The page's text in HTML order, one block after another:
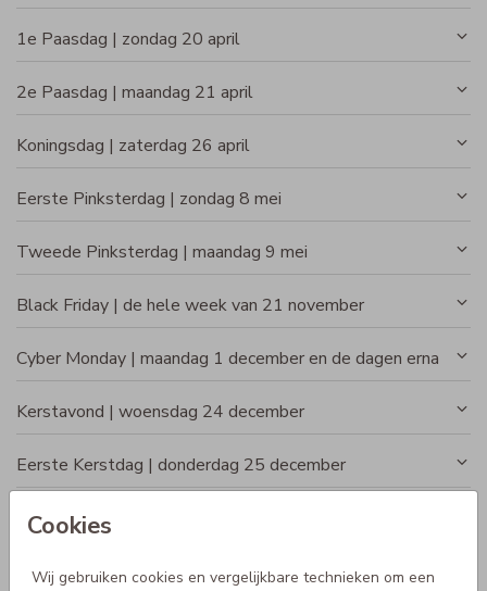
Cookies
Wij gebruiken cookies en vergelijkbare technieken om een
1e Paasdag | zondag 20 april
2e Paasdag | maandag 21 april
Koningsdag | zaterdag 26 april
Eerste Pinksterdag | zondag 8 mei
Tweede Pinksterdag | maandag 9 mei
Black Friday | de hele week van 21 november
Cyber Monday | maandag 1 december en de dagen erna
Kerstavond | woensdag 24 december
Eerste Kerstdag | donderdag 25 december
Tweede Kerstdag | vrijdag 26 december
Oudjaarsdag | woensdag 31 december